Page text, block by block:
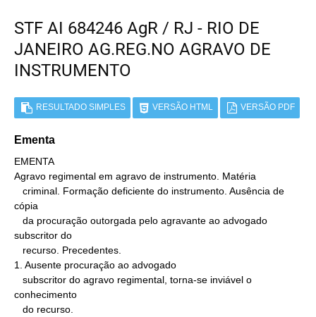
STF AI 684246 AgR / RJ - RIO DE
JANEIRO AG.REG.NO AGRAVO DE
INSTRUMENTO
RESULTADO SIMPLES VERSÃO HTML VERSÃO PDF
Ementa
EMENTA
Agravo regimental em agravo de instrumento. Matéria
cópia
subscritor do
1. Ausente procuração ao advogado
conhecimento